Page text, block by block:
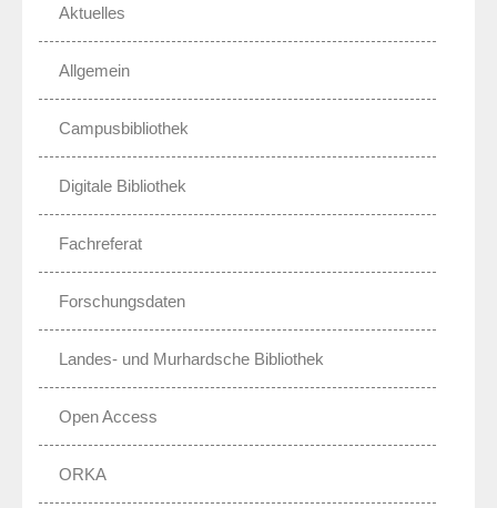
Aktuelles
Allgemein
Campusbibliothek
Digitale Bibliothek
Fachreferat
Forschungsdaten
Landes- und Murhardsche Bibliothek
Open Access
ORKA